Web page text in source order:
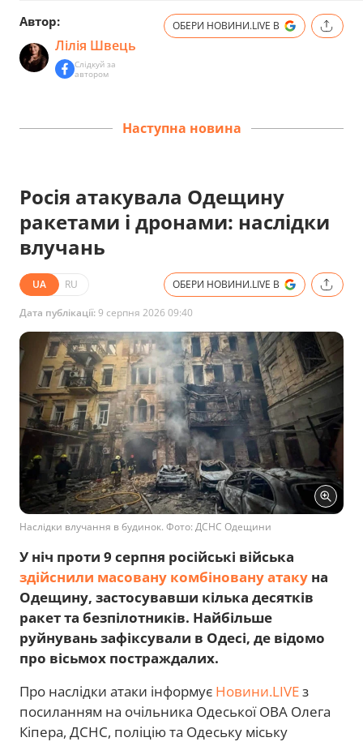
Автор:
Лілія Швець
Слідкуй за
автором
ОБЕРИ НОВИНИ.LIVE В
Наступна новина
Росія атакувала Одещину
ракетами і дронами: наслідки
влучань
UA RU ОБЕРИ НОВИНИ.LIVE В
Дата публікації:9 серпня 2026 09:40
Наслідки влучання в будинок. Фото: ДСНС Одещини
У ніч проти 9 серпня російські війська
здійснили масовану комбіновану атаку на
Одещину, застосувавши кілька десятків
ракет та безпілотників. Найбільше
руйнувань зафіксували в Одесі, де відомо
про вісьмох постраждалих.
Про наслідки атаки інформує Новини.LIVEз
посиланням на очільника Одеської ОВА Олега
Кіпера, ДСНС, поліцію та Одеську міську